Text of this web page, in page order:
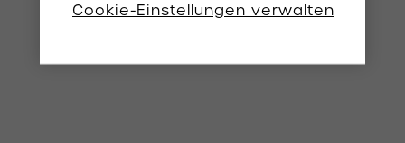
Cookie-Einstellungen verwalten